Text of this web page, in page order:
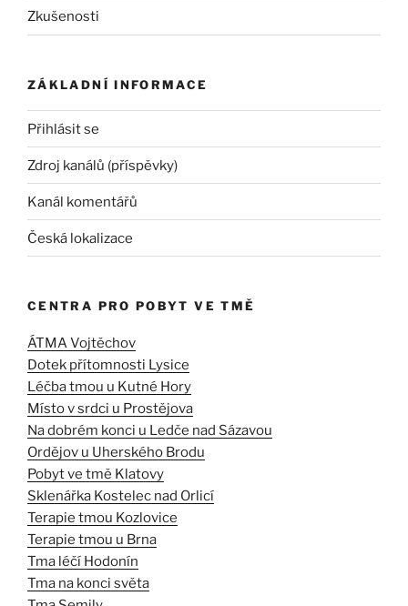
Zkušenosti
ZÁKLADNÍ INFORMACE
Přihlásit se
Zdroj kanálů (příspěvky)
Kanál komentářů
Česká lokalizace
CENTRA PRO POBYT VE TMĚ
ÁTMA Vojtěchov
Dotek přítomnosti Lysice
Léčba tmou u Kutné Hory
Místo v srdci u Prostějova
Na dobrém konci u Ledče nad Sázavou
Ordějov u Uherského Brodu
Pobyt ve tmě Klatovy
Sklenářka Kostelec nad Orlicí
Terapie tmou Kozlovice
Terapie tmou u Brna
Tma léčí Hodonín
Tma na konci světa